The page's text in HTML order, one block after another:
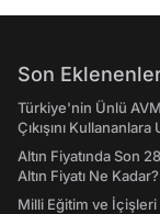
Son
Türkiye'nin Ünlü
Çıkışını Kullananlara
Altın Fiyatında Son
Altın Fiyatı Ne Kadar?
Milli Eğitim ve İçişleri